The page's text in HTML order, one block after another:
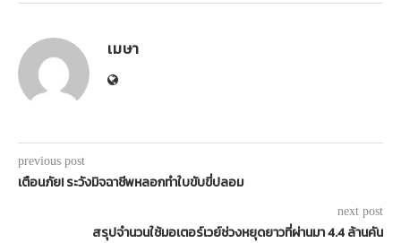
เมษา
previous post
เตือนภัย! ระวังมิจฉาชีพหลอกทำใบขับขี่ปลอม
next post
สรุปจำนวนใช้มอเตอร์เวย์ช่วงหยุดยาวที่ผ่านมา 4.4 ล้านคัน